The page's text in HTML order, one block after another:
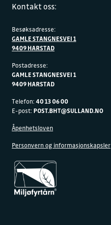
Kontakt oss:
Besøksadresse:
GAMLE STANGNESVEI 1
9409 HARSTAD
Postadresse:
GAMLE STANGNESVEI 1
9409 HARSTAD
Telefon:40 13 06 00
E-post: POST.BHT@SULLAND.NO
Åpenhetsloven
Personvern og informasjonskapsler